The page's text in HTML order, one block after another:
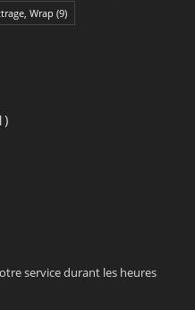
Wrap (9)
service durant les heures